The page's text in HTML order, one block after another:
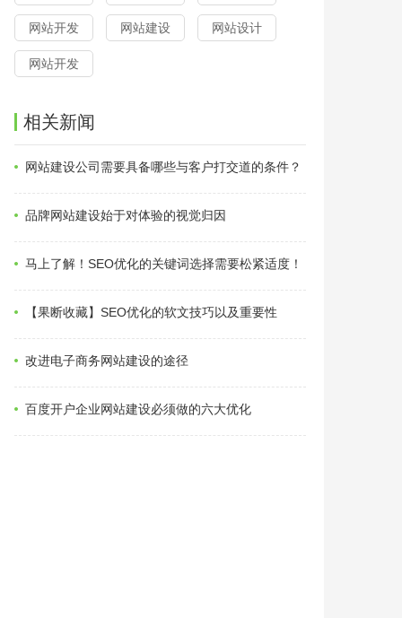
网站开发 网站建设 网站设计
网站开发
相关新闻
网站建设公司需要具备哪些与客户打交道的条件？
品牌网站建设始于对体验的视觉归因
马上了解！SEO优化的关键词选择需要松紧适度！
【果断收藏】SEO优化的软文技巧以及重要性
改进电子商务网站建设的途径
百度开户企业网站建设必须做的六大优化